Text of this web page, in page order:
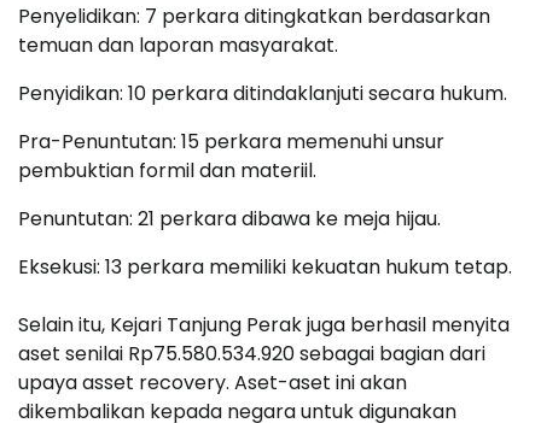
Penyelidikan: 7 perkara ditingkatkan berdasarkan
temuan dan laporan masyarakat.
Penyidikan: 10 perkara ditindaklanjuti secara hukum.
Pra-Penuntutan: 15 perkara memenuhi unsur
pembuktian formil dan materiil.
Penuntutan: 21 perkara dibawa ke meja hijau.
Eksekusi: 13 perkara memiliki kekuatan hukum tetap.
Selain itu, Kejari Tanjung Perak juga berhasil menyita
aset senilai Rp75.580.534.920 sebagai bagian dari
upaya asset recovery. Aset-aset ini akan
dikembalikan kepada negara untuk digunakan